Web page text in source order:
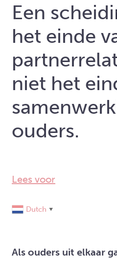
Een
het einde
niet het
ouders.
Lees voor
Dutch ▼
Als ouders uit elkaar